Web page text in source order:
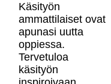
Käsityön
ammattilaiset ovat
apunasi uutta
oppiessa.
Tervetuloa
käsityön